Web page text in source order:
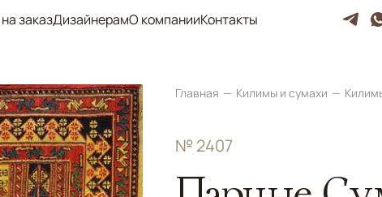
заказДизайнерамО компанииКонтакты
Главная Килимы и сумахи
№ 2407